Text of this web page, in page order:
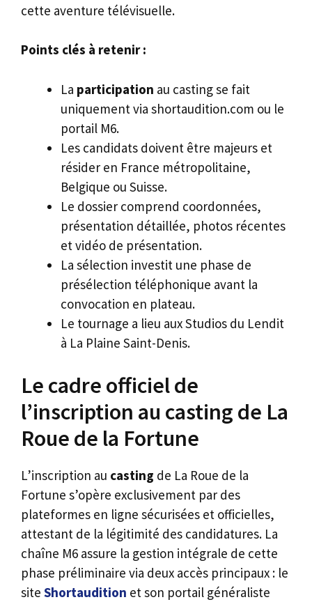
cette aventure télévisuelle.
Points clés à retenir :
La participation au casting se fait
uniquement via shortaudition.com ou le
portail M6.
Les candidats doivent être majeurs et
résider en France métropolitaine,
Belgique ou Suisse.
Le dossier comprend coordonnées,
présentation détaillée, photos récentes
et vidéo de présentation.
La sélection investit une phase de
présélection téléphonique avant la
convocation en plateau.
Le tournage a lieu aux Studios du Lendit
à La Plaine Saint-Denis.
Le cadre officiel de
l’inscription au casting de La
Roue de la Fortune
L’inscription au casting de La Roue de la
Fortune s’opère exclusivement par des
plateformes en ligne sécurisées et officielles,
attestant de la légitimité des candidatures. La
chaîne M6 assure la gestion intégrale de cette
phase préliminaire via deux accès principaux : le
site Shortaudition et son portail généraliste